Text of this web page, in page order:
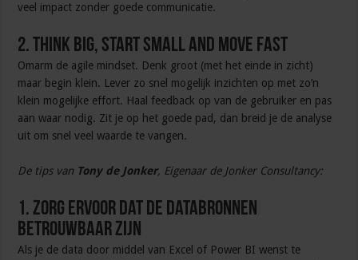
veel impact zonder goede communicatie.
2. Think Big, Start Small and Move Fast
Omarm de agile mindset. Denk groot (met het einde in zicht)
maar begin klein. Lever zo snel mogelijk inzichten op met zo’n
klein mogelijke effort. Haal feedback op van de gebruiker en pas
aan waar nodig. Zit je op het goede pad, dan breid je de analyse
uit om snel veel waarde te vangen.
De tips van Tony de Jonker, Eigenaar de Jonker Consultancy:
1. Zorg ervoor dat de databronnen
betrouwbaar zijn
Als je de data door middel van Excel of Power BI wenst te